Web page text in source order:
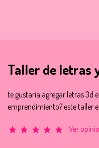
Taller de letras
te gustaria agregar letras 3d
emprendimiento? este taller
star star star star star Ver